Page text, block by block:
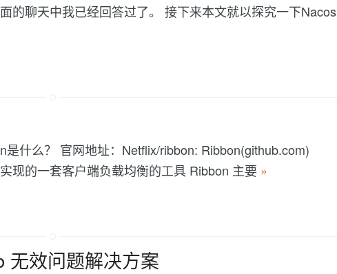
的聊天中我已经回答过了。 接下来本文就以探究一下Nacos
是什么？ 官网地址：Netflix/ribbon: Ribbon(github.com)
现的一套客户端负载均衡的工具 Ribbon 主要 »
无效问题解决方案